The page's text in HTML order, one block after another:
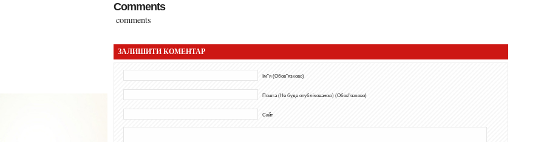
Comments
comments
ЗАЛИШИТИ КОМЕНТАР
Ім"я (Обов"язково)
Пошта (Не буде опублікованою) (Обов"язково)
Сайт